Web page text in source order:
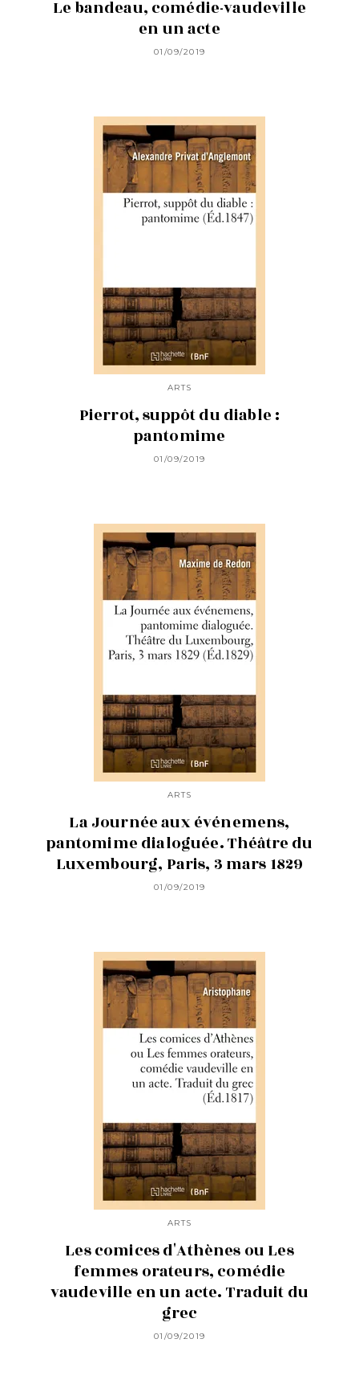
Le bandeau, comédie-vaudeville
en un acte
01/09/2019
ARTS
Pierrot, suppôt du diable :
pantomime
01/09/2019
ARTS
La Journée aux événemens,
pantomime dialoguée. Théâtre du
Luxembourg, Paris, 3 mars 1829
01/09/2019
ARTS
Les comices d'Athènes ou Les
femmes orateurs, comédie
vaudeville en un acte. Traduit du
grec
01/09/2019